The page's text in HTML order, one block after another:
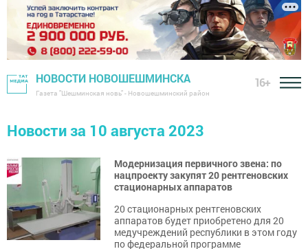
НОВОСТИ НОВОШЕШМИНСКА
Газета "Шешминская новь" - Новошешминский район
16+
Новости за 10 августа 2023
Модернизация первичного звена: по
нацпроекту закупят 20 рентгеновских
стационарных аппаратов
20 стационарных рентгеновских
аппаратов будет приобретено для 20
медучреждений республики в этом году
по федеральной программе